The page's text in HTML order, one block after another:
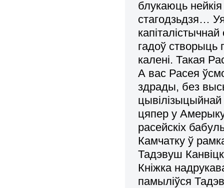
блукаюць
стагодзьдзя…
гадоў створыць
калені. Такая
А вас Расея
здрады, без
цяпер у
расейскіх
Камчатку ў
Тадэвуш
Кніжка
памыліўся